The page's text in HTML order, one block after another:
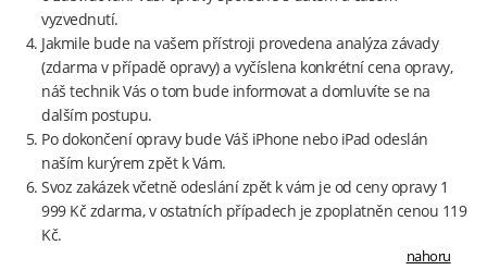
vyzvednutí.
Jakmile bude na vašem přístroji provedena analýza závady
(zdarma v případě opravy) a vyčíslena konkrétní cena opravy,
náš technik Vás o tom bude informovat a domluvíte se na
dalším postupu.
Po dokončení opravy bude Váš iPhone nebo iPad odeslán
naším kurýrem zpět k Vám.
Svoz zakázek včetně odeslání zpět k vám je od ceny opravy 1
999 Kč zdarma, v ostatních případech je zpoplatněn cenou 119
Kč.
nahoru